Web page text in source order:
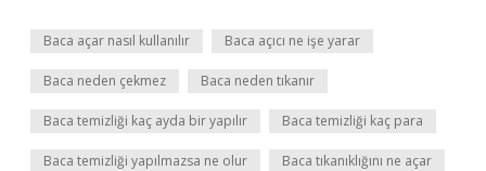
Baca açar nasıl kullanılır Baca açıcı ne işe yarar
Baca neden çekmez Baca neden tıkanır
Baca temizliği kaç ayda bir yapılır Baca temizliği kaç para
Baca temizliği yapılmazsa ne olur Baca tıkanıklığını ne açar